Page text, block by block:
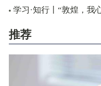
学习·知行丨“敦煌，我
推荐